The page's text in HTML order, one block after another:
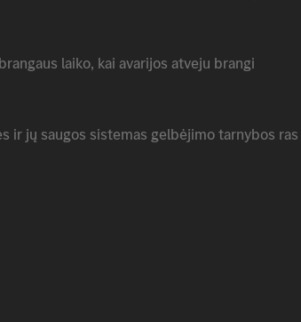
laiko, kai avarijos atveju brangi
ir jų saugos sistemas gelbėjimo tarnybos ras